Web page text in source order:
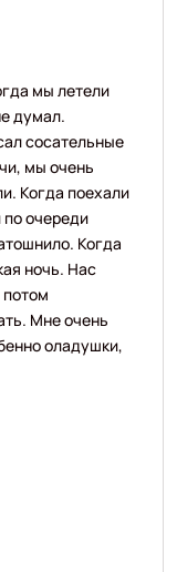
мы летели
думал.
сосательные
мы очень
Когда поехали
по очереди
Когда
ночь. Нас
потом
Мне очень
оладушки,